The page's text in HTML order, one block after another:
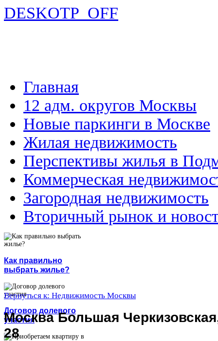
DESKOTP_OFF
Главная
12 адм. округов Москвы
Новые паркинги в Москве
Жилая недвижимость
Перспективы жилья в
Коммерческая
Загородная недвижимость
Вторичный рынок и
Как правильно
выбрать жилье?
Договор долевого
участия
Вернуться к: Недвижимость Москвы
Москва Большая
28